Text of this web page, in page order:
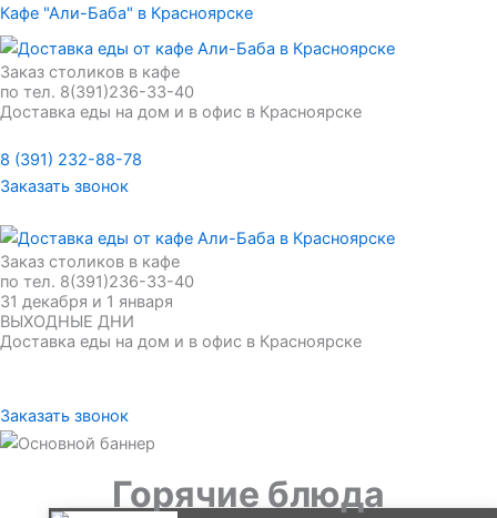
Кафе "Али-Баба" в Красноярске
Заказ столиков в кафе
по тел. 8(391)236-33-40
Доставка еды на дом и в офис в Красноярске
8 (391) 232-88-78
Заказать звонок
Заказ столиков в кафе
по тел. 8(391)236-33-40
31 декабря и 1 января
ВЫХОДНЫЕ ДНИ
Доставка еды на дом и в офис в Красноярске
Заказать звонок
Горячие блюда